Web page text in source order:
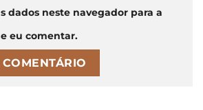
dados neste navegador para a
eu comentar.